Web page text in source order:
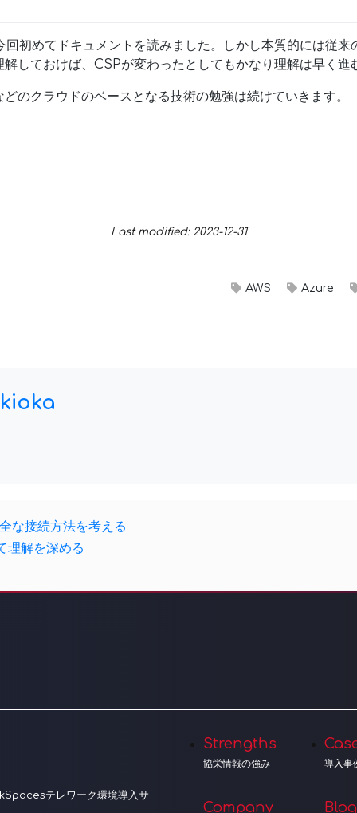
初めてドキュメントを読みました。しかし本質的には従来
しておけば、CSPが変わったとしてもかなり理解は早く進
のクラウドのベースとなる技術の勉強は続けていきます。
Last modified: 2023-12-31
AWS Azure
kioka
な接続方法を考える
理解を深める
テレワーク環境導入サ
Strengths
協栄情報の強み
Company
導入事
Blog